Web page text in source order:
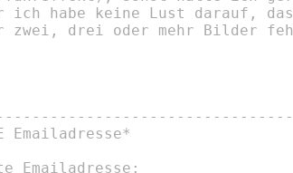
ich habe keine Lust darauf,
zwei, drei oder mehr Bilder
Emailadresse*
Emailadresse: